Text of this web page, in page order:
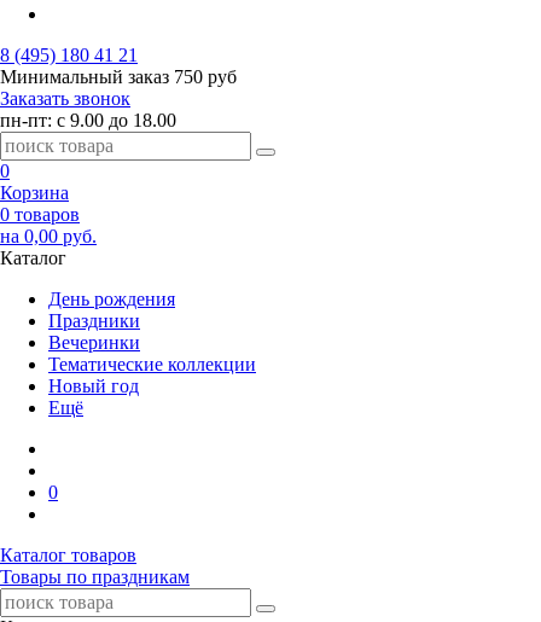
8 (495) 180 41 21
Минимальный заказ 750 руб
Заказать звонок
пн-пт: с 9.00 до 18.00
0
Корзина
0 товаров
на 0,00 руб.
Каталог
День рождения
Праздники
Вечеринки
Тематические коллекции
Новый год
Ещё
0
Каталог товаров
Товары по праздникам